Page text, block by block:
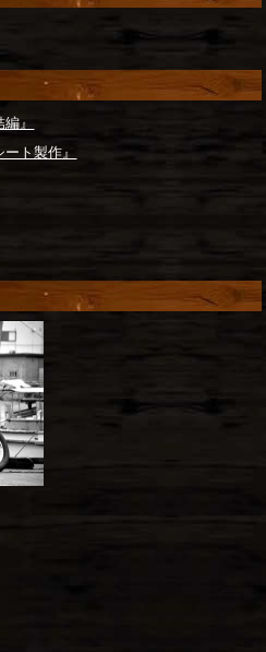
』
ト製作』